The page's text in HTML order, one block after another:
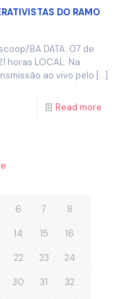
DO RAMO
BA DATA: 07 de
horas LOCAL: Na
ao vivo pelo […]
Read more
6 7 8
14 15 16
22 23 24
30 31 32